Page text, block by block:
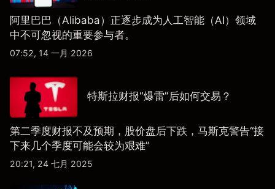
阿里巴巴（Alibaba）正逐步成为人工智能（AI）领域
中不可忽视的重要参与者。
07:52, 14 一月 2026
特斯拉财报“爆雷”后如何交易？
第二季度财报不及预期，股价盘后下跌，马斯克警告“接
下来几个季度可能会较为艰难”
20:21, 24 七月 2025